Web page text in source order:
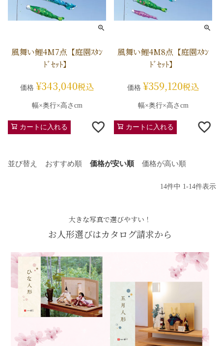
風舞い鯉4M7点【庭園ｽﾀﾝ
ﾄﾞｾｯﾄ】
価格 ¥343,040税込
幅×奥行×高さcm
カートに入れる
風舞い鯉4M8点【庭園ｽﾀﾝ
ﾄﾞｾｯﾄ】
価格 ¥359,120税込
幅×奥行×高さcm
カートに入れる
並び替え おすすめ順 価格が安い順 価格が高い順
14件中 1-14件表示
大きな写真で選びやすい！
お人形選びはカタログ請求から